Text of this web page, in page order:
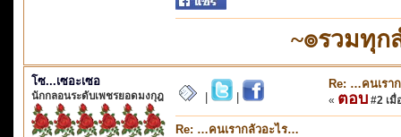
~๏รวมทุ
โซ...เซอะเซอ
นักกลอนระดับเพชรยอดมงกุฎ
Re: …คนเรา
« ตอบ #2 เมื่
Re: …คนเรากลัวอะไร…